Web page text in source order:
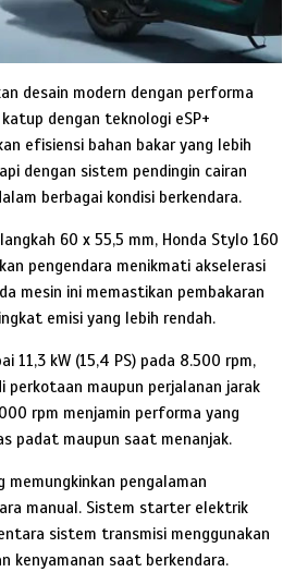
desain modern dengan performa
dengan teknologi eSP+
efisiensi bahan bakar yang lebih
dengan sistem pendingin cairan
berbagai kondisi berkendara.
60 x 55,5 mm, Honda Stylo 160
pengendara menikmati akselerasi
mesin ini memastikan pembakaran
emisi yang lebih rendah.
11,3 kW (15,4 PS) pada 8.500 rpm,
perkotaan maupun perjalanan jarak
rpm menjamin performa yang
padat maupun saat menanjak.
pengalaman
manual. Sistem starter elektrik
sistem transmisi menggunakan
kenyamanan saat berkendara.